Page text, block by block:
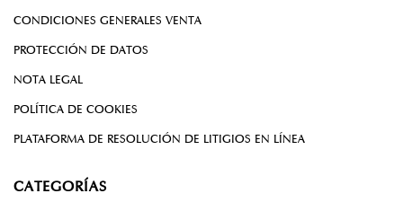
CONDICIONES GENERALES VENTA
PROTECCIÓN DE DATOS
NOTA LEGAL
POLÍTICA DE COOKIES
PLATAFORMA DE RESOLUCIÓN DE LITIGIOS EN LÍNEA
CATEGORÍAS